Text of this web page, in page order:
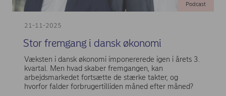
21-11-2025
Podcast
Stor fremgang i dansk økonomi
Væksten i dansk økonomi imponererede igen i årets 3.
kvartal. Men hvad skaber fremgangen, kan
arbejdsmarkedet fortsætte de stærke takter, og
hvorfor falder forbrugertilliden måned efter måned?